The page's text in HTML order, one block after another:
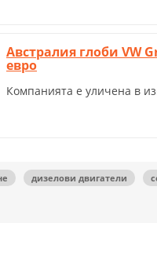
Австралия глоби VW
евро
Компанията е уличена в
дизелови двигатели